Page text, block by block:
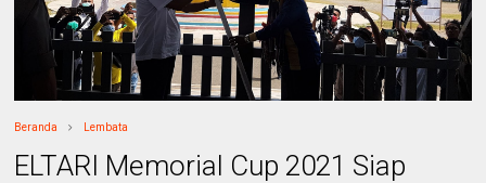
Beranda Lembata
ELTARI Memorial Cup 2021 Siap